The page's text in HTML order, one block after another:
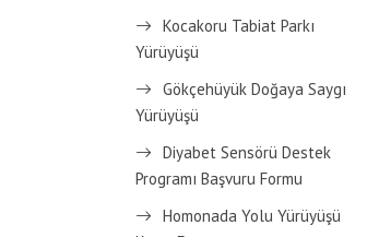
Kocakoru Tabiat Parkı
Yürüyüşü
Gökçehüyük Doğaya Saygı
Yürüyüşü
Diyabet Sensörü Destek
Programı Başvuru Formu
Homonada Yolu Yürüyüşü